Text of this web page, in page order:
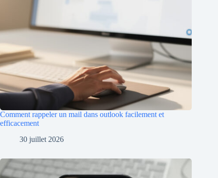
Comment rappeler un mail dans outlook facilement et
efficacement
30 juillet 2026